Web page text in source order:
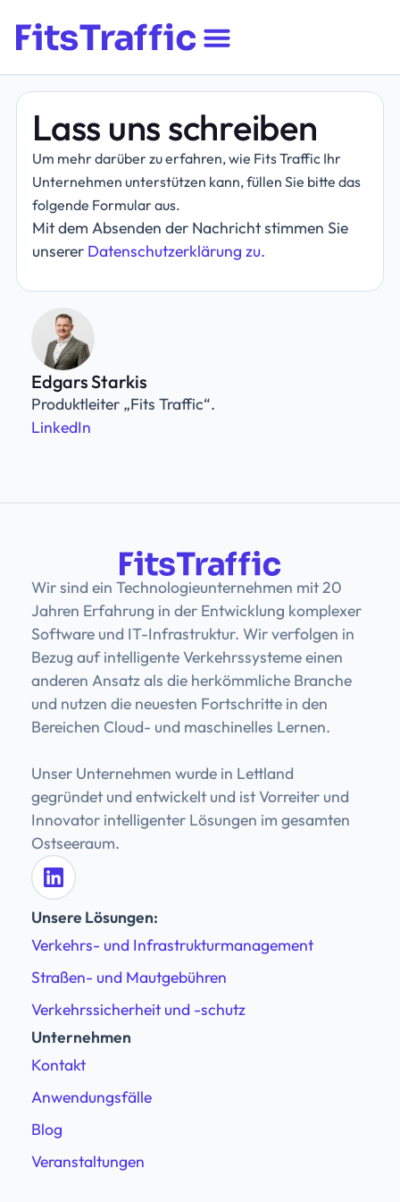
Lass uns schreiben
Um mehr darüber zu erfahren, wie Fits Traffic Ihr
Unternehmen unterstützen kann, füllen Sie bitte das
folgende Formular aus.
Mit dem Absenden der Nachricht stimmen Sie
unserer Datenschutzerklärung zu.
Edgars Starkis
Produktleiter „Fits Traffic“.
LinkedIn
Wir sind ein Technologieunternehmen mit 20
Jahren Erfahrung in der Entwicklung komplexer
Software und IT-Infrastruktur. Wir verfolgen in
Bezug auf intelligente Verkehrssysteme einen
anderen Ansatz als die herkömmliche Branche
und nutzen die neuesten Fortschritte in den
Bereichen Cloud- und maschinelles Lernen.
Unser Unternehmen wurde in Lettland
gegründet und entwickelt und ist Vorreiter und
Innovator intelligenter Lösungen im gesamten
Ostseeraum.
Unsere Lösungen:
Verkehrs- und Infrastrukturmanagement
Straßen- und Mautgebühren
Verkehrssicherheit und -schutz
Unternehmen
Kontakt
Anwendungsfälle
Blog
Veranstaltungen